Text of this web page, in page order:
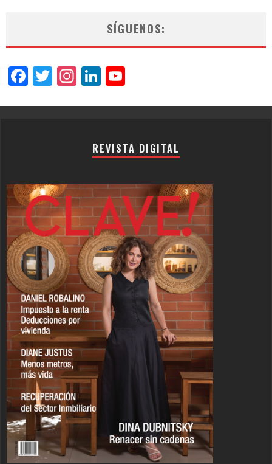
SÍGUENOS:
Facebook
Twitter
Instagram
LinkedIn
REVISTA DIGITAL